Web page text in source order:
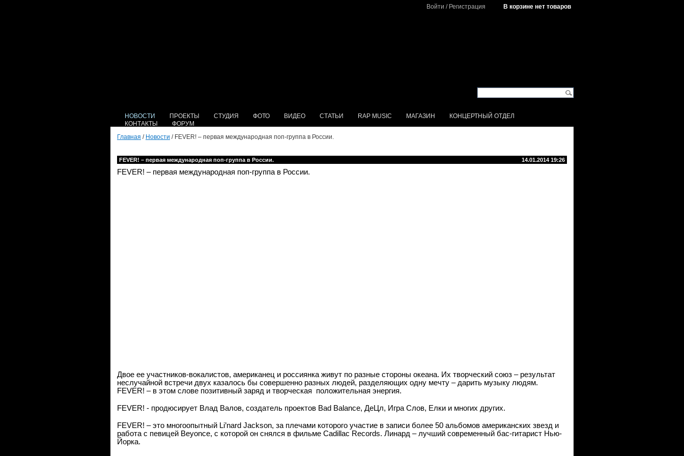
Войти / Регистрация В корзине нет товаров
НОВОСТИ ПРОЕКТЫ СТУДИЯ ФОТО ВИДЕО СТАТЬИ RAP MUSIC МАГАЗИН
КОНЦЕРТНЫЙ ОТДЕЛ
КОНТАКТЫ
ФОРУМ
Главная / Новости / FEVER! – первая международная поп-группа в России.
14.01.2014 19:26
FEVER! – первая международная поп-группа в России.
FEVER! – первая международная поп-группа в России.
Двое ее участников-вокалистов, американец и россиянка живут по разные стороны океана. Их творческий союз – результат
неслучайной встречи двух казалось бы совершенно разных людей, разделяющих одну мечту – дарить музыку людям.
FEVER! – в этом слове позитивный заряд и творческая положительная энергия.
FEVER! - продюсирует Влад Валов, создатель проектов Bad Balance, ДеЦл, Игра Слов, Елки и многих других.
FEVER! – это многоопытный Li’nard Jackson, за плечами которого участие в записи более 50 альбомов американских звезд и
работа с певицей Beyonce, с которой он снялся в фильме Cadillac Records. Линард – лучший современный баc-гитарист Нью-
Йорка.